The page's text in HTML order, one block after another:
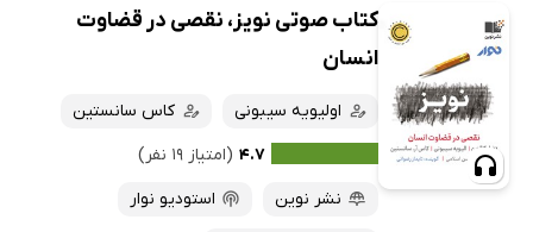
کتاب صوتی نویز، نقصی در قضاوت
انسان
اولیویه سیبونی
کاس سانستین
۴.۷ (امتیاز ۱۹ نفر)
نشر نوین
استودیو نوار